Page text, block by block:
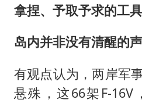
拿捏、予取予求的工具
岛内并非没有清醒的声
有观点认为，两岸军
悬殊，这66架F-16V